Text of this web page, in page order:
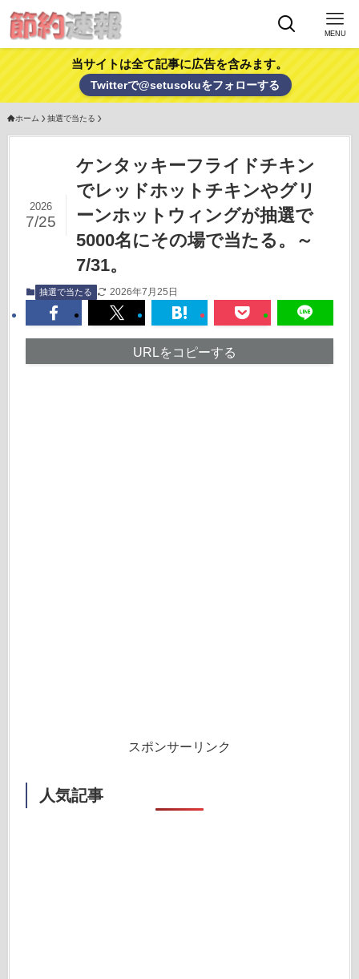
MENU
当サイトは全て記事に広告を含みます。
Twitterで@setusokuをフォローする
ホーム 抽選で当たる
ケンタッキーフライドチキン
でレッドホットチキンやグリ
ーンホットウィングが抽選で
5000名にその場で当たる。～
7/31。
2026
7/25
抽選で当たる 2026年7月25日
URLをコピーする
スポンサーリンク
人気記事